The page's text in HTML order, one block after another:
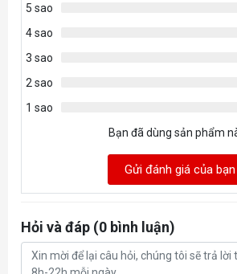
Trọng lượng (kg)
Lưng
Không
Tool tháo lắp / Sách
5 sao
4 sao
3 sao
2 sao
1 sao
Bạn đã dùng sản phẩm
Gửi đánh giá của bạn
Hỏi và đáp (0 bình luận)